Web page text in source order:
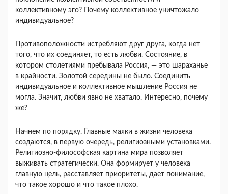
коллективному эго? Почему коллективное уничтожало
индивидуальное?
Противоположности истребляют друг друга, когда нет
того, что их соединяет, то есть любви. Состояние, в
котором столетиями пребывала Россия, — это ша­раханье
в крайности. Золотой середины не было. Со­единить
индивидуальное и коллективное мышление Россия не
могла. Значит, любви явно не хватало. Интересно, почему
же?
Начнем по порядку. Главные маяки в жизни чело­века
создаются, в первую очередь, религиозными ус­тановками.
Религиозно-философская картина мира позволяет
выживать стратегически. Она формирует у человека
главную цель, расставляет приоритеты, дает понимание,
что такое хорошо и что такое плохо.